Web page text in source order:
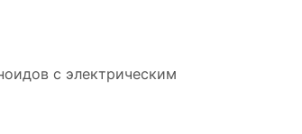
с электрическим